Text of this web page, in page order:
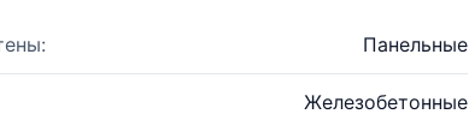
Панельные
Железобетонные